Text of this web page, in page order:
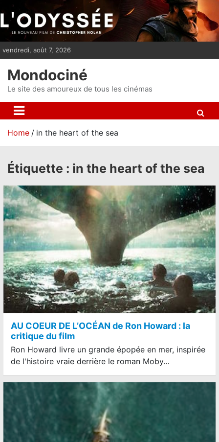
i
p
n
t
vendredi, août 7, 2026
Mondociné
Le site des amoureux de tous les cinémas
Home in the heart of the sea
Étiquette : in the heart of the sea
AU COEUR DE L’OCÉAN de Ron Howard : la
critique du film
Ron Howard livre un grande épopée en mer, inspirée
de l'histoire vraie derrière le roman Moby…